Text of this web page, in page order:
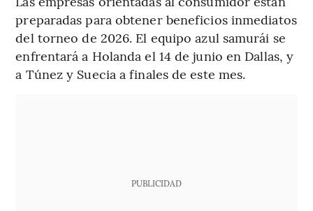
preparadas para obtener beneficios inmediatos
del torneo de 2026. El equipo azul samurái se
enfrentará a Holanda el 14 de junio en Dallas, y
a Túnez y Suecia a finales de este mes.
PUBLICIDAD